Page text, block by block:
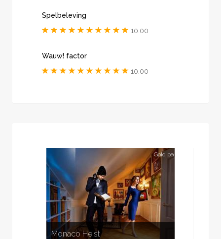
Spelbeleving
10.00
Wauw! factor
10.00
Gold partner
Monaco Heist